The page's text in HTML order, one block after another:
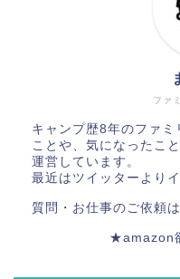
ファ
キャンプ歴8年のファ
ことや、気になったこ
運営しています。
最近はツイッターより
質問・お仕事のご依頼
★amazon